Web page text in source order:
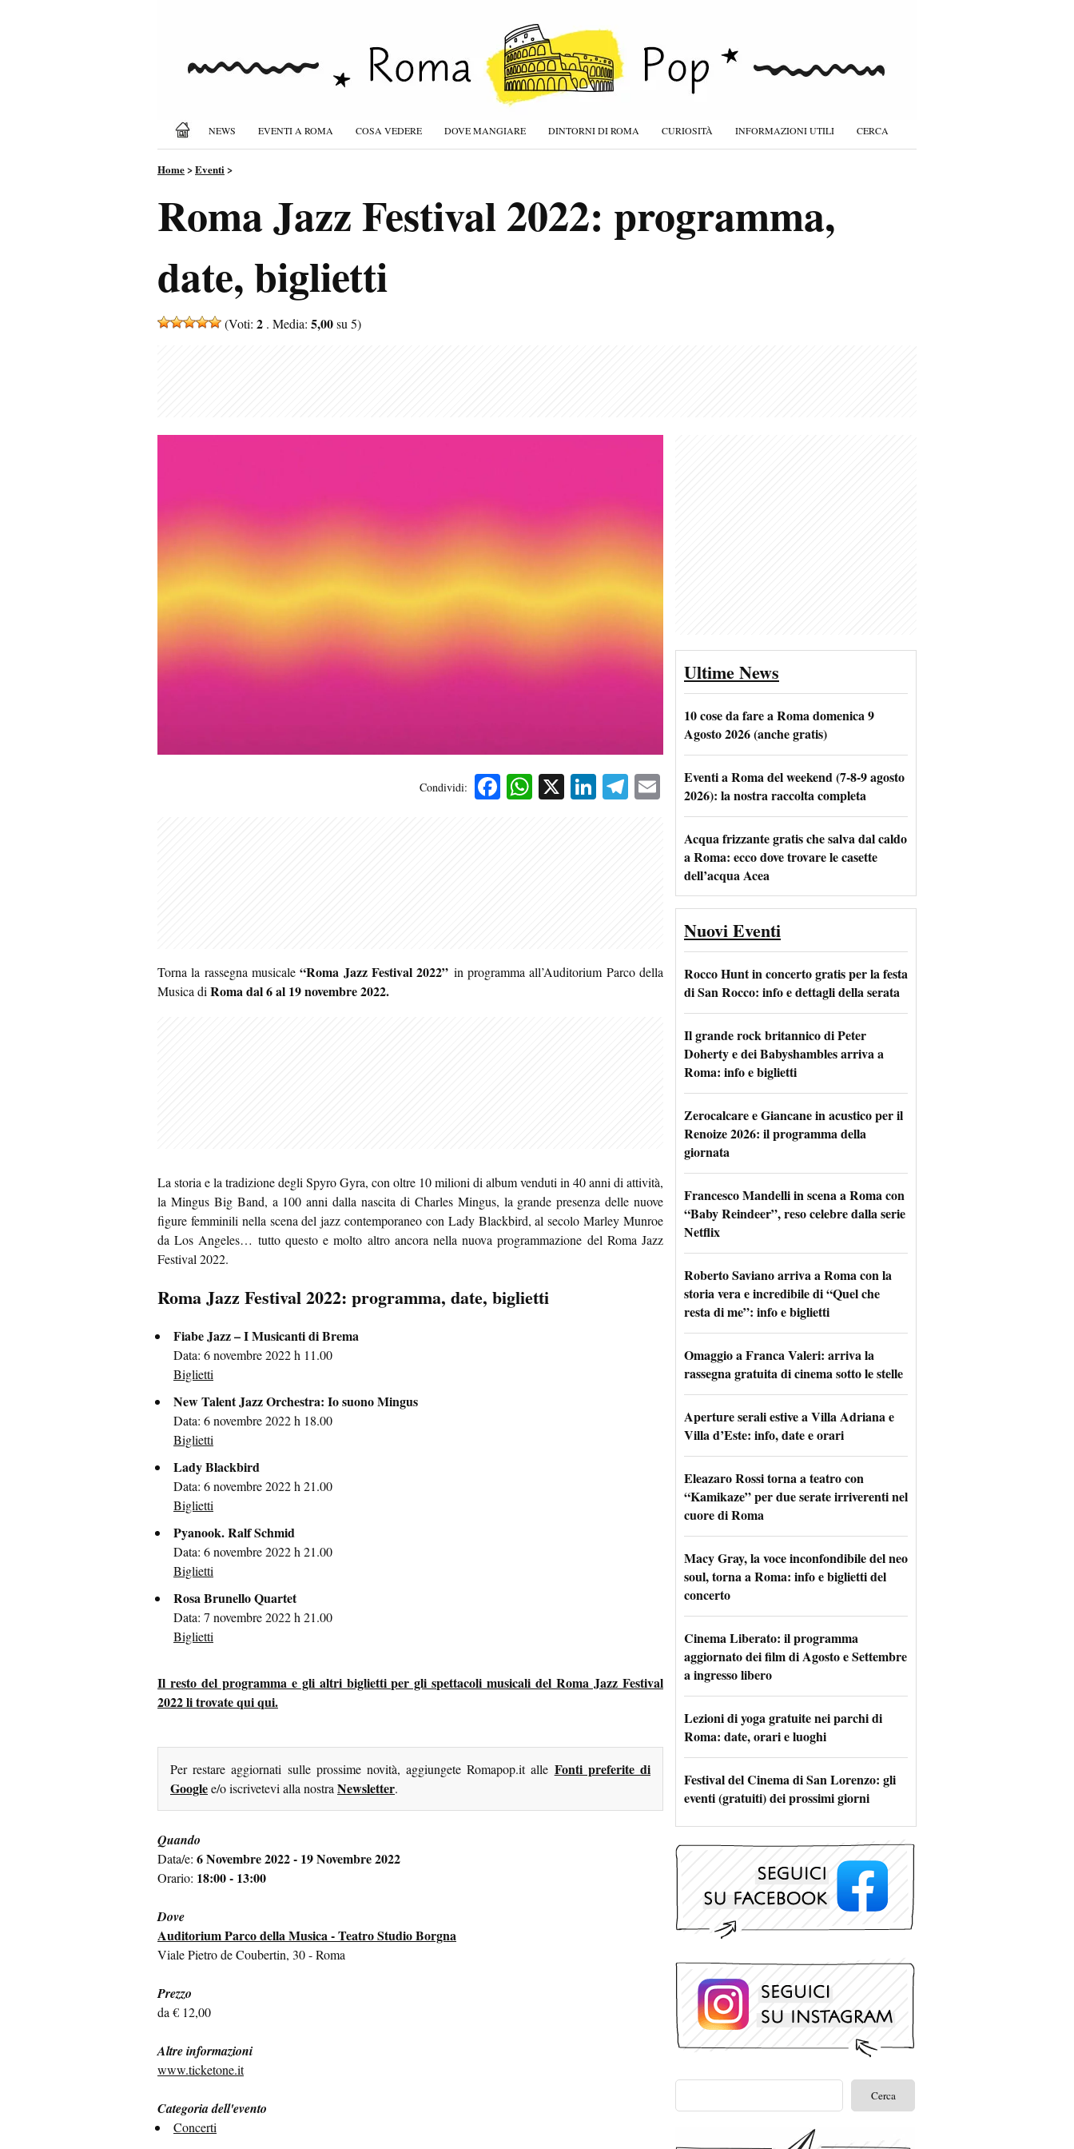
NEWS EVENTI A ROMA COSA VEDERE DOVE MANGIARE DINTORNI DI ROMA CURIOSITÀ INFORMAZIONI UTILI CERCA
Home>Eventi>
Roma Jazz Festival 2022: programma,
date, biglietti
(Voti: 2 . Media: 5,00su 5)
Condividi: Facebook
WhatsApp
X LinkedIn
Telegram
Email
Torna la rassegna musicale“Roma Jazz Festival 2022” in programma all’Auditorium Parco della
Musica diRomadal 6 al 19 novembre 2022.
La storia e la tradizione degli Spyro Gyra, con oltre 10 milioni di album venduti in 40 anni di attività,
la Mingus Big Band, a 100 anni dalla nascita di Charles Mingus, la grande presenza delle nuove
figure femminili nella scena del jazz contemporaneo con Lady Blackbird, al secolo Marley Munroe
da Los Angeles… tutto questo e molto altro ancora nella nuova programmazione del Roma Jazz
Festival 2022.
Roma Jazz Festival 2022: programma, date, biglietti
Fiabe Jazz – I Musicanti di Brema
Data: 6 novembre 2022 h 11.00
Biglietti
New Talent Jazz Orchestra: Io suono Mingus
Data: 6 novembre 2022 h 18.00
Biglietti
Lady Blackbird
Data: 6 novembre 2022 h 21.00
Biglietti
Pyanook. Ralf Schmid
Data: 6 novembre 2022 h 21.00
Biglietti
Rosa Brunello Quartet
Data: 7 novembre 2022 h 21.00
Biglietti
Il resto del programma e gli altri biglietti per gli spettacoli musicali del Roma Jazz Festival
2022 li trovate qui qui.
Per restare aggiornati sulle prossime novità, aggiungete Romapop.it alle Fonti preferite di
Googlee/o iscrivetevi alla nostraNewsletter.
Quando
Data/e: 6 Novembre 2022 - 19 Novembre 2022
Orario: 18:00 - 13:00
Dove
Auditorium Parco della Musica - Teatro Studio Borgna
Viale Pietro de Coubertin, 30 - Roma
Prezzo
da € 12,00
Altre informazioni
www.ticketone.it
Categoria dell'evento
Concerti
Ultime News
10 cose da fare a Roma domenica 9
Agosto 2026 (anche gratis)
Eventi a Roma del weekend (7-8-9 agosto
2026): la nostra raccolta completa
Acqua frizzante gratis che salva dal caldo
a Roma: ecco dove trovare le casette
dell’acqua Acea
Nuovi Eventi
Rocco Hunt in concerto gratis per la festa
di San Rocco: info e dettagli della serata
Il grande rock britannico di Peter
Doherty e dei Babyshambles arriva a
Roma: info e biglietti
Zerocalcare e Giancane in acustico per il
Renoize 2026: il programma della
giornata
Francesco Mandelli in scena a Roma con
“Baby Reindeer”, reso celebre dalla serie
Netflix
Roberto Saviano arriva a Roma con la
storia vera e incredibile di “Quel che
resta di me”: info e biglietti
Omaggio a Franca Valeri: arriva la
rassegna gratuita di cinema sotto le stelle
Aperture serali estive a Villa Adriana e
Villa d’Este: info, date e orari
Eleazaro Rossi torna a teatro con
“Kamikaze” per due serate irriverenti nel
cuore di Roma
Macy Gray, la voce inconfondibile del neo
soul, torna a Roma: info e biglietti del
concerto
Cinema Liberato: il programma
aggiornato dei film di Agosto e Settembre
a ingresso libero
Lezioni di yoga gratuite nei parchi di
Roma: date, orari e luoghi
Festival del Cinema di San Lorenzo: gli
eventi (gratuiti) dei prossimi giorni